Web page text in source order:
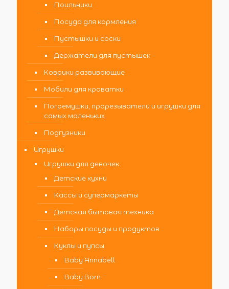
Поильники
Посуда для кормления
Пустышки и соски
Держатели для пустышек
Коврики развивающие
Мобили для кроватки
Погремушки, прорезыватели и игрушки для
самых маленьких
Подгузники
Игрушки
Игрушки для девочек
Детские кухни
Кассы и супермаркеты
Детская бытовая техника
Наборы посуды и продуктов
Куклы и пупсы
Baby Annabell
Baby Born